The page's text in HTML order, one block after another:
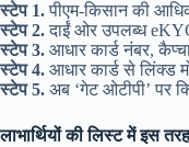
स्टेप 1.पीएम-किसान की
स्टेप 2.दाईं ओर उपलब्ध
स्टेप 3. आधार कार्ड नंबर,
स्टेप 4. आधार कार्ड से लिंक्ड
स्टेप 5. अब ‘गेट ओटीपी’ पर
लाभार्थियों की लिस्ट में इस